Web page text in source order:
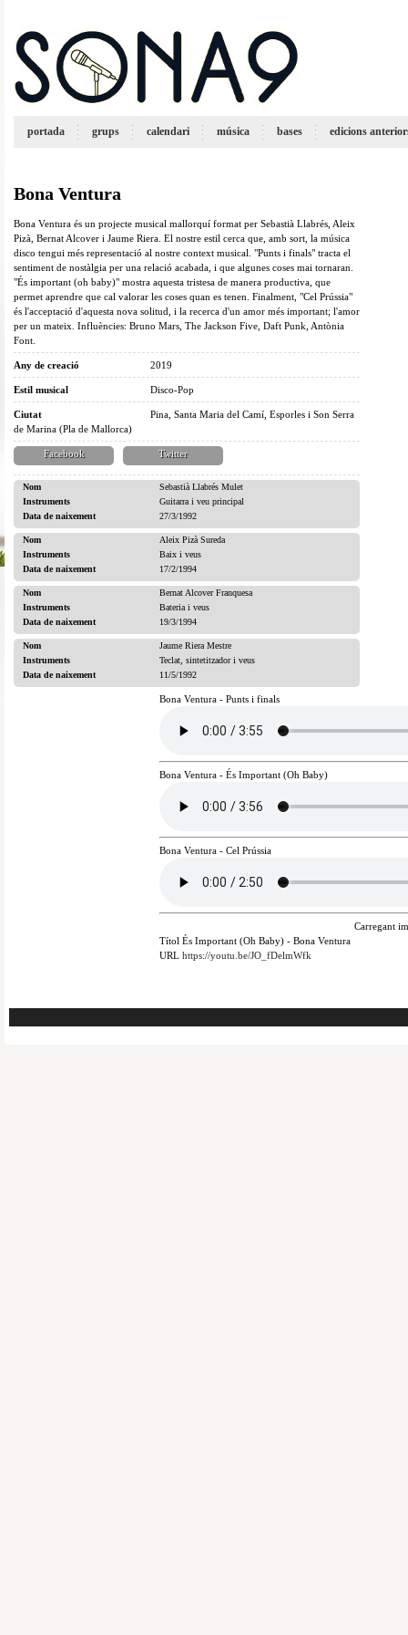
portada grups calendari música bases edicions
Bona Ventura
Bona Ventura és un projecte musical mallorquí format per Sebastià Llabrés, Aleix
Pizà, Bernat Alcover i Jaume Riera. El nostre estil cerca que, amb sort, la música
disco tengui més representació al nostre context musical. "Punts i finals" tracta el
sentiment de nostàlgia per una relació acabada, i que algunes coses mai tornaran.
"És important (oh baby)" mostra aquesta tristesa de manera productiva, que
permet aprendre que cal valorar les coses quan es tenen. Finalment, "Cel Prússia"
és l'acceptació d'aquesta nova solitud, i la recerca d'un amor més important; l'amor
per un mateix. Influències: Bruno Mars, The Jackson Five, Daft Punk, Antònia
Font.
Any de creació 2019
Estil musical Disco-Pop
Ciutat
Pina, Santa Maria del Camí, Esporles i Son Serra
de Marina (Pla de Mallorca)
Facebook Twitter
Nom
Sebastià Llabrés Mulet
Instruments
Guitarra i veu principal
Data de naixement
27/3/1992
Nom
Aleix Pizà Sureda
Instruments
Baix i veus
Data de naixement
17/2/1994
Nom
Bernat Alcover Franquesa
Instruments
Bateria i veus
Data de naixement
19/3/1994
Nom
Jaume Riera Mestre
Instruments
Teclat, sintetitzador i veus
Data de naixement
11/5/1992
Bona Ventura - Punts i finals
Bona Ventura - És Important (Oh Baby)
Bona Ventura - Cel Prússia
Carregant
Títol És Important (Oh Baby) - Bona Ventura
URL https://youtu.be/JO_fDelmWfk